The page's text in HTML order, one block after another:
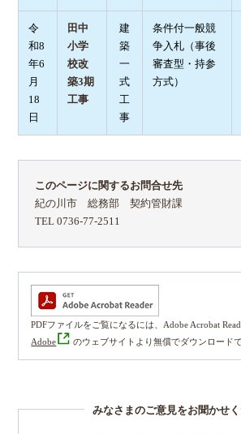
令
和8
年6
月
18
日
田中
小学
校改
築3期
工事
建
築
一
式
工
事
条件付一般競
争入札（事後
審査型・持参
方式）
このページに関するお問合せ先
紀の川市 総務部 契約管財課
TEL 0736-77-2511
PDFファイルをご覧になるには、Adobe Acrobat
Adobe
のウェブサイトより無償でダウンロードで
みなさまのご意見をお聞かせ